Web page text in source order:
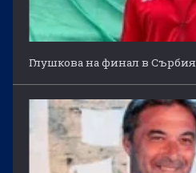
Глушкова на финал в Сърбия